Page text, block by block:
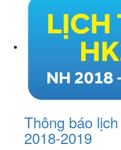
Thông báo
2018-2019